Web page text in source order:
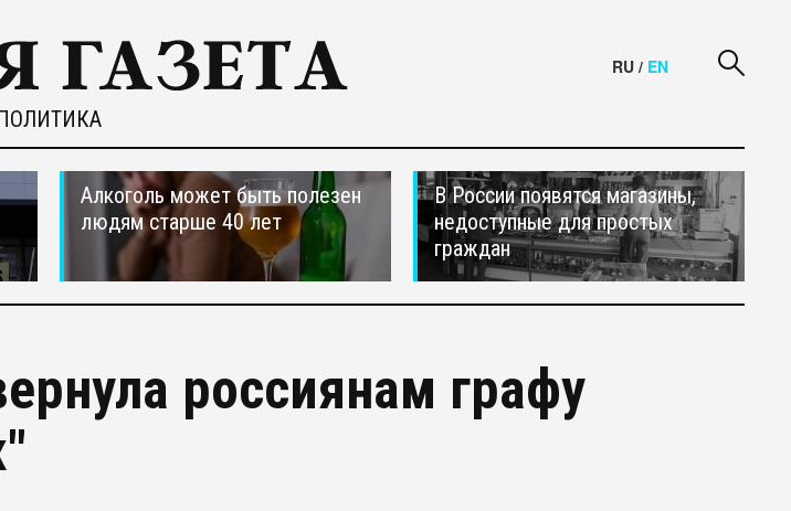
RU / EN
Алкоголь может быть полезен
людям старше 40 лет
В России появятся магазины,
недоступные для простых
граждан
россиянам графу